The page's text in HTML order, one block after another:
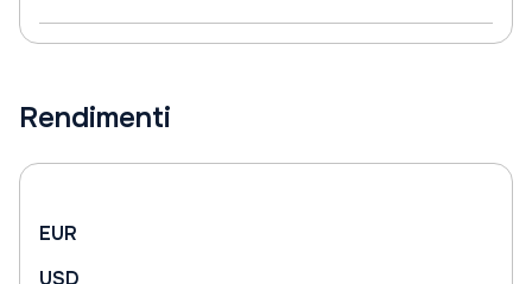
Rendimenti
EUR
USD